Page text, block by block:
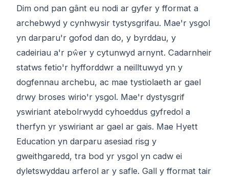
Dim ond pan gânt eu nodi ar gyfer y fformat a
archebwyd y cynhwysir tystysgrifau. Mae'r ysgol
yn darparu'r gofod dan do, y byrddau, y
cadeiriau a'r pŵer y cytunwyd arnynt. Cadarnheir
statws fetio'r hyfforddwr a neilltuwyd yn y
dogfennau archebu, ac mae tystiolaeth ar gael
drwy broses wirio'r ysgol. Mae'r dystysgrif
yswiriant atebolrwydd cyhoeddus gyfredol a
therfyn yr yswiriant ar gael ar gais. Mae Hyett
Education yn darparu asesiad risg y
gweithgaredd, tra bod yr ysgol yn cadw ei
dyletswyddau arferol ar y safle. Gall y fformat tair